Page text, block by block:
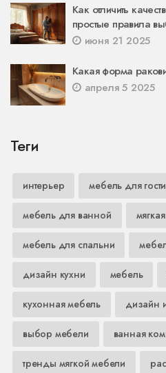
Как отличить
простые правила
июня 21 2025
Какая форма
апреля 5 2025
Теги
интерьер мебель для
мебель для ванной
мебель для спальни
дизайн кухни мебель
кухонная мебель дизайн
выбор мебели ванная
тренды мягкой мебели